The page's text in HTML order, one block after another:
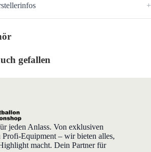
gefallen
jeden Anlass. Von exklusiven
Equipment – wir bieten alles,
macht. Dein Partner für